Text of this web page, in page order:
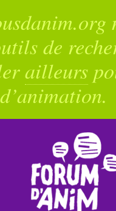
de
ailleurs